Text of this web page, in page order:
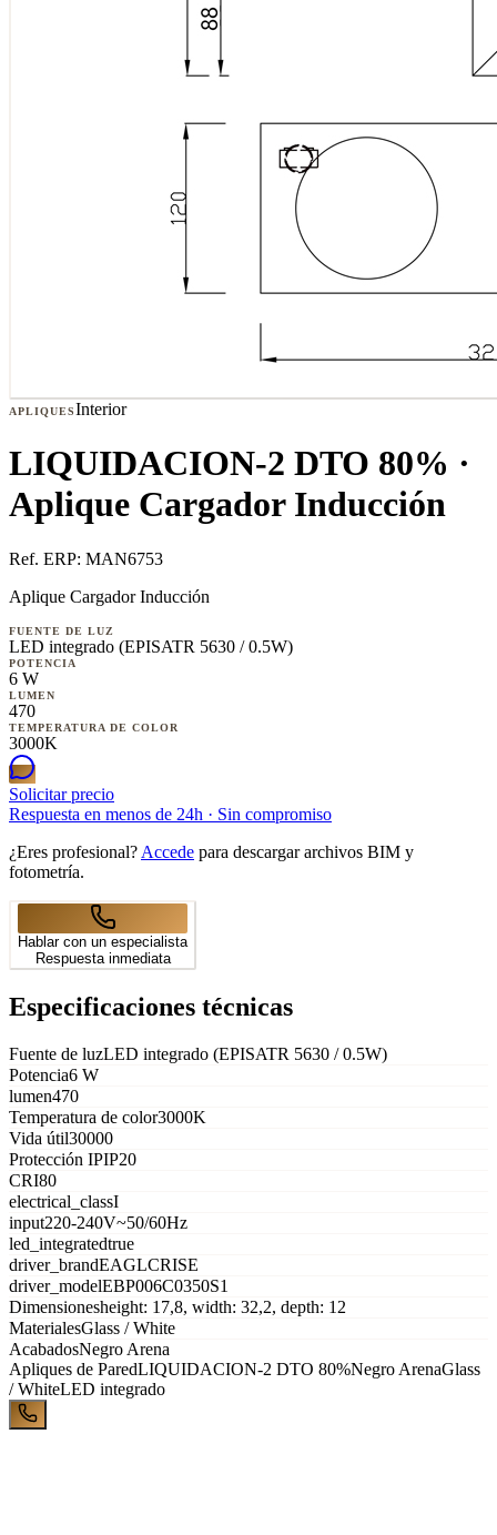
APLIQUESInterior
LIQUIDACION-2 DTO 80% ·
Aplique Cargador Inducción
Ref. ERP: MAN6753
Aplique Cargador Inducción
FUENTE DE LUZ
LED integrado (EPISATR 5630 / 0.5W)
POTENCIA
6 W
LUMEN
470
TEMPERATURA DE COLOR
3000K
Solicitar precio
Respuesta en menos de 24h · Sin compromiso
¿Eres profesional? Accede para descargar archivos BIM y
fotometría.
Hablar con un especialista
Respuesta inmediata
Especificaciones técnicas
Fuente de luzLED integrado (EPISATR 5630 / 0.5W)
Potencia6 W
lumen470
Temperatura de color3000K
Vida útil30000
Protección IPIP20
CRI80
electrical_classI
input220-240V~50/60Hz
led_integratedtrue
driver_brandEAGLCRISE
driver_modelEBP006C0350S1
Dimensionesheight: 17,8, width: 32,2, depth: 12
MaterialesGlass / White
AcabadosNegro Arena
Apliques de ParedLIQUIDACION-2 DTO 80%Negro ArenaGlass
/ WhiteLED integrado